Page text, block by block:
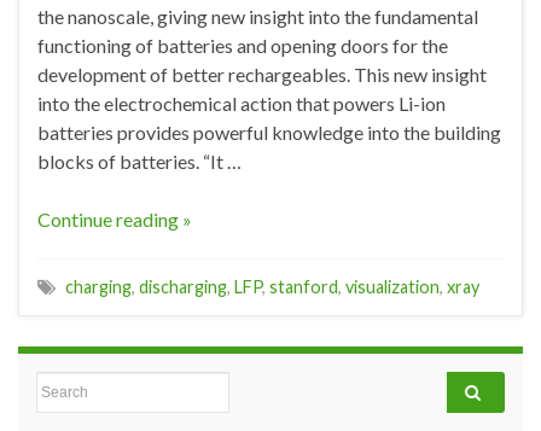
the nanoscale, giving new insight into the fundamental
functioning of batteries and opening doors for the
development of better rechargeables. This new insight
into the electrochemical action that powers Li-ion
batteries provides powerful knowledge into the building
blocks of batteries. “It …
Continue reading »
charging, discharging, LFP, stanford, visualization, xray
Search for: